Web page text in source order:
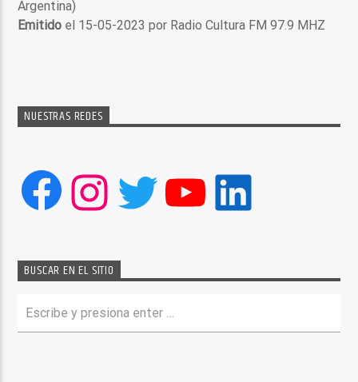
Argentina)
Emitido el 15-05-2023 por Radio Cultura FM 97.9 MHZ
NUESTRAS REDES
Facebook
Instagram
Twitter
YouTube
LinkedIn
BUSCAR EN EL SITIO